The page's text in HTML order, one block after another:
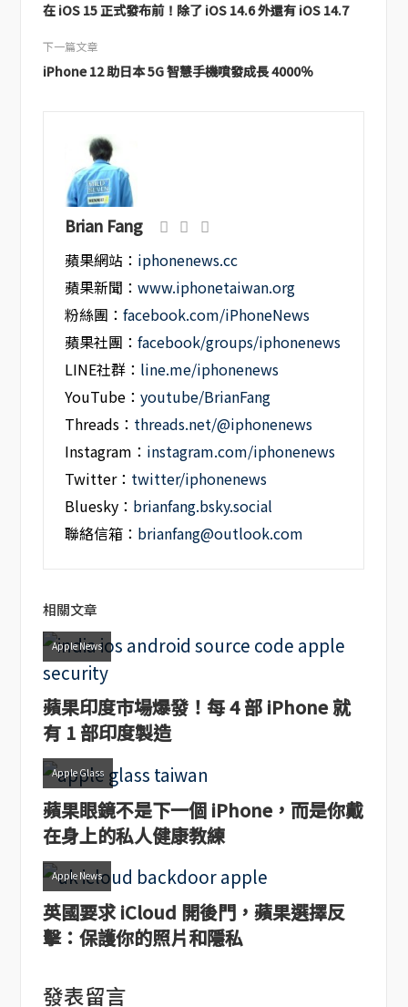
在 iOS 15 正式發布前！除了 iOS 14.6 外還有 iOS 14.7
下一篇文章
iPhone 12 助日本 5G 智慧手機噴發成長 4000％
Brian Fang
蘋果網站： iphonenews.cc
蘋果新聞：www.iphonetaiwan.org
粉絲團：facebook.com/iPhoneNews
蘋果社團：facebook/groups/iphonenews
LINE社群： line.me/iphonenews
YouTube：youtube/BrianFang
Threads： threads.net/@iphonenews
Instagram： instagram.com/iphonenews
Twitter： twitter/iphonenews
Bluesky： brianfang.bsky.social
聯絡信箱： brianfang@outlook.com
相關文章
Apple News
蘋果印度市場爆發！每 4 部 iPhone 就
有 1 部印度製造
Apple Glass
蘋果眼鏡不是下一個 iPhone，而是你戴
在身上的私人健康教練
Apple News
英國要求 iCloud 開後門，蘋果選擇反
擊：保護你的照片和隱私
發表留言